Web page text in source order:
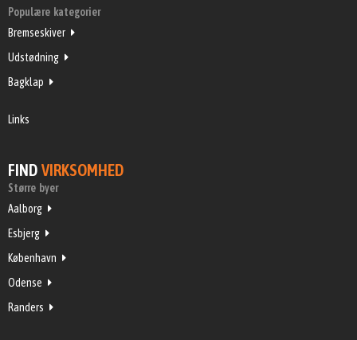
Populære kategorier
Bremseskiver
Udstødning
Bagklap
Links
FIND VIRKSOMHED
Større byer
Aalborg
Esbjerg
København
Odense
Randers